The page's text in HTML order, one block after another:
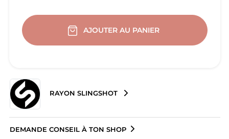
AJOUTER AU PANIER
RAYON SLINGSHOT
DEMANDE CONSEIL À TON SHOP